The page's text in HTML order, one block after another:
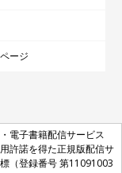
ージ
電子書籍配信サービス
許諾を得た正規版配信サ
（登録番号 第11091003